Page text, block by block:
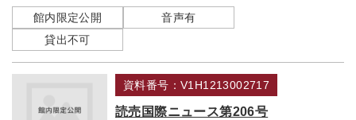
館内限定公開
音声有
貸出不可
資料番号：V1H1213002717
読売国際ニュース第206号